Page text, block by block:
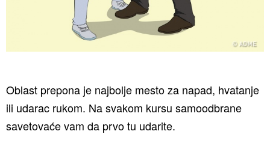
Oblast prepona je najbolje mesto za napad, hvatanje
ili udarac rukom. Na svakom kursu samoodbrane
savetovaće vam da prvo tu udarite.